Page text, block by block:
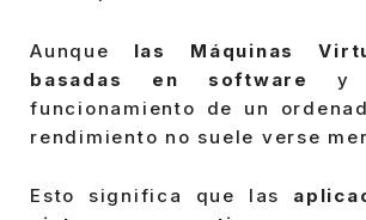
Aunque las Máquinas
basadas en softwarey
funcionamiento de un
rendimiento no suele verse
Esto significa que las